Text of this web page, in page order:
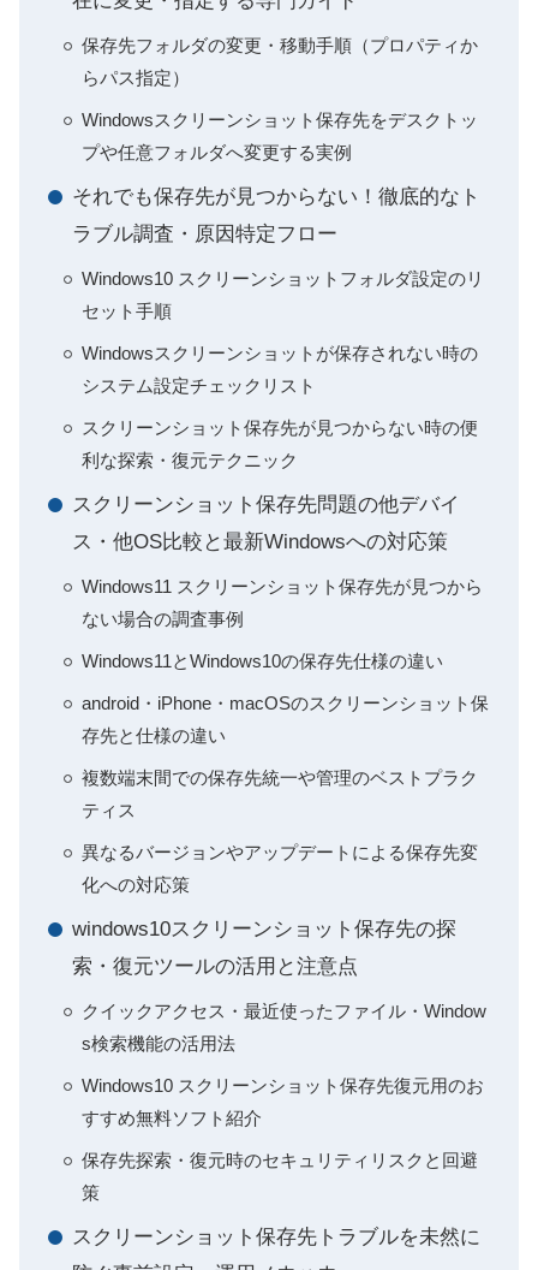
保存先フォルダの変更・移動手順（プロパティか
らパス指定）
Windowsスクリーンショット保存先をデスクトッ
プや任意フォルダへ変更する実例
それでも保存先が見つからない！徹底的なト
ラブル調査・原因特定フロー
Windows10 スクリーンショットフォルダ設定のリ
セット手順
Windowsスクリーンショットが保存されない時の
システム設定チェックリスト
スクリーンショット保存先が見つからない時の便
利な探索・復元テクニック
スクリーンショット保存先問題の他デバイ
ス・他OS比較と最新Windowsへの対応策
Windows11 スクリーンショット保存先が見つから
ない場合の調査事例
Windows11とWindows10の保存先仕様の違い
android・iPhone・macOSのスクリーンショット保
存先と仕様の違い
複数端末間での保存先統一や管理のベストプラク
ティス
異なるバージョンやアップデートによる保存先変
化への対応策
windows10スクリーンショット保存先の探
索・復元ツールの活用と注意点
クイックアクセス・最近使ったファイル・Window
s検索機能の活用法
Windows10 スクリーンショット保存先復元用のお
すすめ無料ソフト紹介
保存先探索・復元時のセキュリティリスクと回避
策
スクリーンショット保存先トラブルを未然に